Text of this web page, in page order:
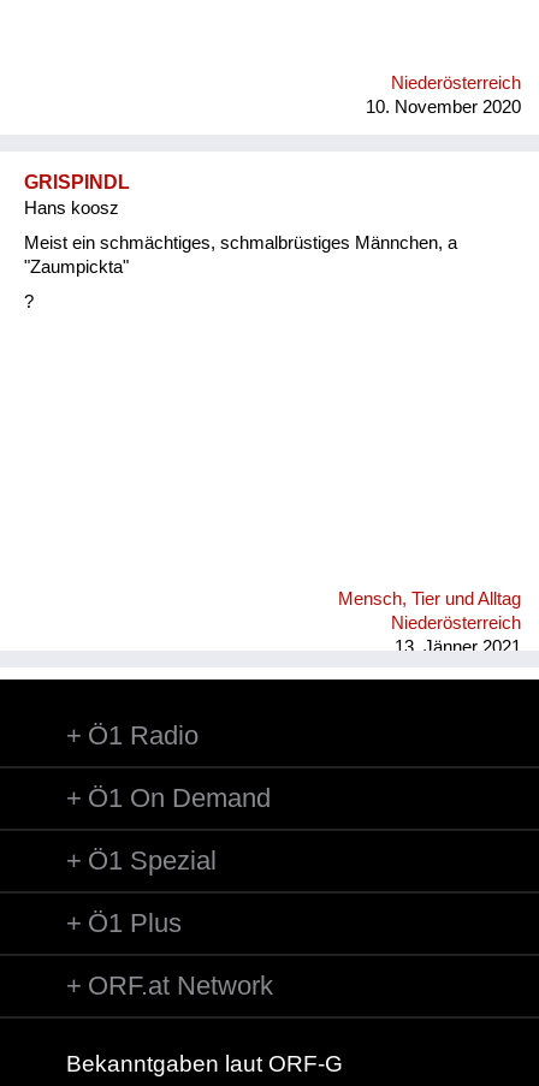
Niederösterreich
10. November 2020
GRISPINDL
Hans koosz
Meist ein schmächtiges, schmalbrüstiges Männchen, a
"Zaumpickta"
?
Mensch, Tier und Alltag
Niederösterreich
13. Jänner 2021
Ö1 Radio
Ö1 On Demand
Ö1 Spezial
Ö1 Plus
ORF.at Network
Bekanntgaben laut ORF-G